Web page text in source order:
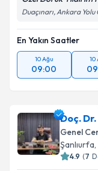
Duaçınarı, Ankara Yolu
En Yakın Saatler
10 Ağu
09:00
10
Doç.
Genel
Şanlıurfa,
4.9 (7